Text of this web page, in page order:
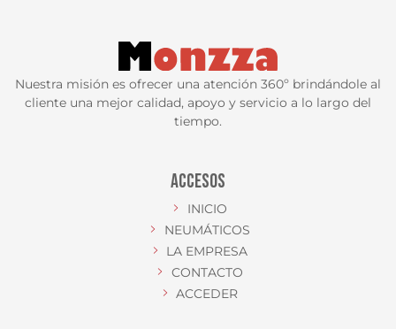
Nuestra misión es ofrecer una atención 360º brindándole al
cliente una mejor calidad, apoyo y servicio a lo largo del
tiempo.
ACCESOS
INICIO
NEUMÁTICOS
LA EMPRESA
CONTACTO
ACCEDER